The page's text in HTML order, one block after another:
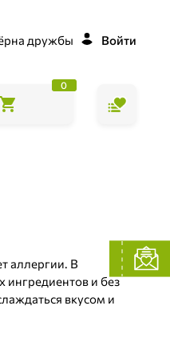
дружбы Войти
0
аллергии. В
ингредиентов и без
вкусом и